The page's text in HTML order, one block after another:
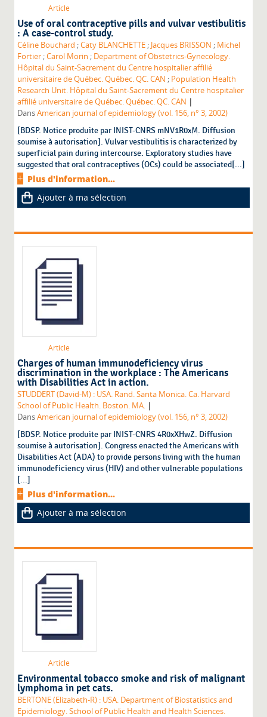
Article
Use of oral contraceptive pills and vulvar vestibulitis
: A case-control study.
Céline Bouchard ;Caty BLANCHETTE ; Jacques BRISSON ; Michel
Fortier ;Carol Morin ; Department of Obstetrics-Gynecology.
Hôpital du Saint-Sacrement du Centre hospitalier affilié
universitaire de Québec. Québec. QC. CAN ; Population Health
Research Unit. Hôpital du Saint-Sacrement du Centre hospitalier
affilié universitaire de Québec. Québec. QC. CAN |
DansAmerican journal of epidemiology (vol. 156, n° 3, 2002)
[BDSP. Notice produite par INIST-CNRS mNV1R0xM. Diffusion
soumise à autorisation]. Vulvar vestibulitis is characterized by
superficial pain during intercourse. Exploratory studies have
suggested that oral contraceptives (OCs) could be associated[...]
Plus d'information...
Ajouter à ma sélection
Article
Charges of human immunodeficiency virus
discrimination in the workplace : The Americans
with Disabilities Act in action.
STUDDERT (David-M) : USA. Rand. Santa Monica. Ca. Harvard
School of Public Health. Boston. MA. |
DansAmerican journal of epidemiology (vol. 156, n° 3, 2002)
[BDSP. Notice produite par INIST-CNRS 4R0xXHwZ. Diffusion
soumise à autorisation]. Congress enacted the Americans with
Disabilities Act (ADA) to provide persons living with the human
immunodeficiency virus (HIV) and other vulnerable populations
[...]
Plus d'information...
Ajouter à ma sélection
Article
Environmental tobacco smoke and risk of malignant
lymphoma in pet cats.
BERTONE (Elizabeth-R) : USA. Department of Biostatistics and
Epidemiology. School of Public Health and Health Sciences.